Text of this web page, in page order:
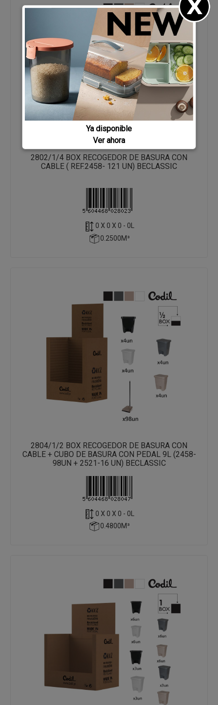
2802/1/4 BOX RECOGEDOR DE BASURA CON
CABLE ( REF.2458- 121 UN) BECLASSIC
0 X 0 X 0 - 0L
0.2500M³
2804/1/2 BOX RECOGEDOR DE BASURA CON
CABLE + CUBO DE BASURA CON PEDAL 9L (2458-
98UN + 2521-16 UN) BECLASSIC
0 X 0 X 0 - 0L
0.4800M³
Ya disponible
Ver ahora